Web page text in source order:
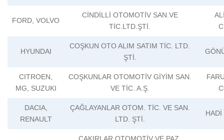
FORD, VOLVO
CİNDİLLİ OTOMOTİV SAN.VE
TİC.LTD.ŞTİ.
HYUNDAI
COŞKUN OTO ALIM SATIM TİC. LTD.
ŞTİ.
CITROEN,
MG, SUZUKI
COŞKUNLAR OTOMOTİV GİYİM SAN.
VE TİC. A.Ş.
DACIA,
RENAULT
ÇAĞLAYANLAR OTOM. TİC. VE SAN.
LTD. ŞTİ.
HADİ
ÇAKIRLAR OTOMOTİV VE PAZ.